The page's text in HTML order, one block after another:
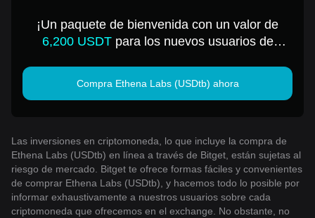
¡Un paquete de bienvenida con un valor de
6,200 USDTpara los nuevos usuarios de
Compra Ethena Labs (USDtb) ahora
Las inversiones en criptomoneda, lo que incluye la compra de
Ethena Labs (USDtb) en línea a través de Bitget, están sujetas al
riesgo de mercado. Bitget te ofrece formas fáciles y convenientes
de comprar Ethena Labs (USDtb), y hacemos todo lo posible por
informar exhaustivamente a nuestros usuarios sobre cada
criptomoneda que ofrecemos en el exchange. No obstante, no